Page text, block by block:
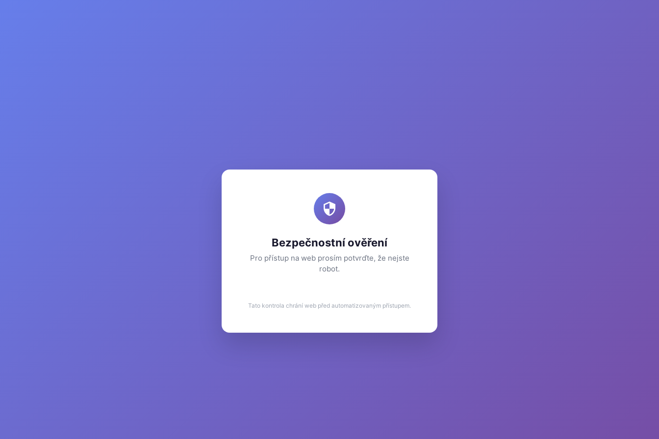
Bezpečnostní ověření
Pro přístup na web prosím potvrďte, že nejste
robot.
Tato kontrola chrání web před automatizovaným přístupem.